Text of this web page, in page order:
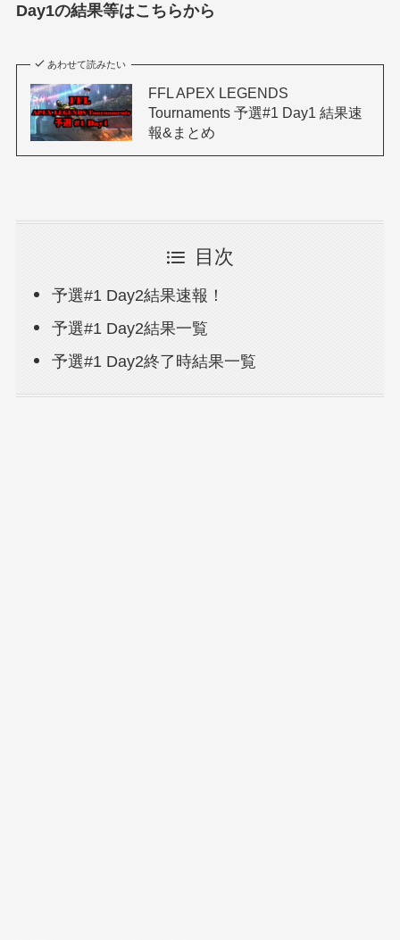
Day1の結果等はこちらから
あわせて読みたい
FFL APEX LEGENDS
Tournaments 予選#1 Day1 結果速
報&まとめ
目次
予選#1 Day2結果速報！
予選#1 Day2結果一覧
予選#1 Day2終了時結果一覧